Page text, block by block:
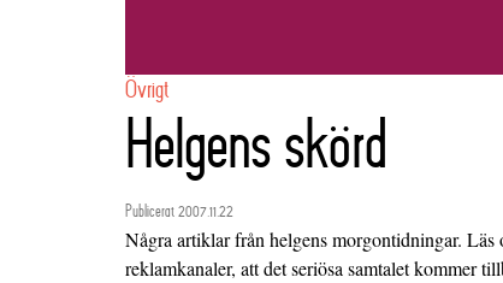
Övrigt
Helgens skörd
Publicerat 2007.11.22
Några artiklar från helgens morgontidningar. Läs
reklamkanaler, att det seriösa samtalet kommer